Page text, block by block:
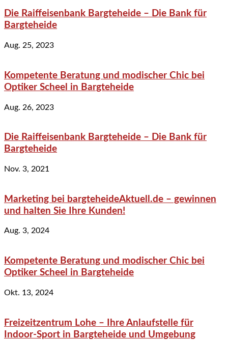
Die Raiffeisenbank Bargteheide – Die Bank für
Bargteheide
Aug. 25, 2023
Kompetente Beratung und modischer Chic bei
Optiker Scheel in Bargteheide
Aug. 26, 2023
Die Raiffeisenbank Bargteheide – Die Bank für
Bargteheide
Nov. 3, 2021
Marketing bei bargteheideAktuell.de – gewinnen
und halten Sie Ihre Kunden!
Aug. 3, 2024
Kompetente Beratung und modischer Chic bei
Optiker Scheel in Bargteheide
Okt. 13, 2024
Freizeitzentrum Lohe – Ihre Anlaufstelle für
Indoor-Sport in Bargteheide und Umgebung